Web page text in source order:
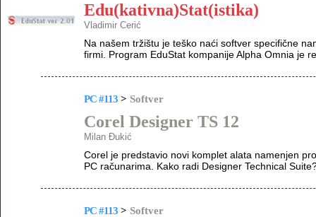
Edu(kativna)Stat(istika)
Vladimir Cerić
Na našem tržištu je teško naći softver specifične
firmi. Program EduStat kompanije Alpha Omnia je
PC #113 > Softver
Corel Designer TS 12
Milan Đukić
Corel je predstavio novi komplet alata namenjen
PC računarima. Kako radi Designer Technical
PC #113 > Softver